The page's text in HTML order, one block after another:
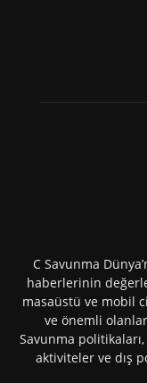
C Savunma
haberlerinin
masaüstü ve mobil
ve önemli
Savunma
aktiviteler ve dış